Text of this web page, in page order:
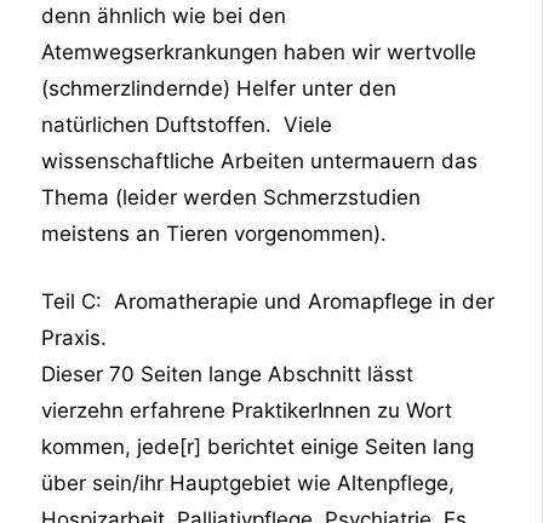
denn ähnlich wie bei den
Atemwegserkrankungen haben wir wertvolle
(schmerzlindernde) Helfer unter den
natürlichen Duftstoffen. Viele
wissenschaftliche Arbeiten untermauern das
Thema (leider werden Schmerzstudien
meistens an Tieren vorgenommen).
Teil C: Aromatherapie und Aromapflege in der
Praxis.
Dieser 70 Seiten lange Abschnitt lässt
vierzehn erfahrene PraktikerInnen zu Wort
kommen, jede[r] berichtet einige Seiten lang
über sein/ihr Hauptgebiet wie Altenpflege,